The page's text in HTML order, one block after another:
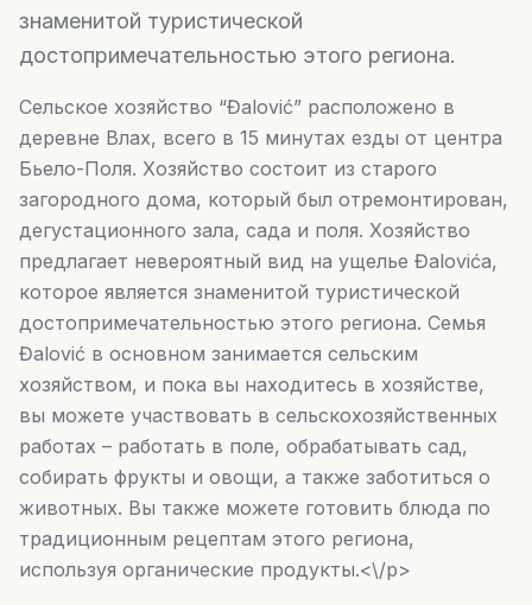
знаменитой туристической
достопримечательностью этого региона.
Сельское хозяйство “Đalović” расположено в
деревне Влах, всего в 15 минутах езды от центра
Бьело-Поля. Хозяйство состоит из старого
загородного дома, который был отремонтирован,
дегустационного зала, сада и поля. Хозяйство
предлагает невероятный вид на ущелье Đalovića,
которое является знаменитой туристической
достопримечательностью этого региона. Семья
Đalović в основном занимается сельским
хозяйством, и пока вы находитесь в хозяйстве,
вы можете участвовать в сельскохозяйственных
работах – работать в поле, обрабатывать сад,
собирать фрукты и овощи, а также заботиться о
животных. Вы также можете готовить блюда по
традиционным рецептам этого региона,
используя органические продукты.<\/p>